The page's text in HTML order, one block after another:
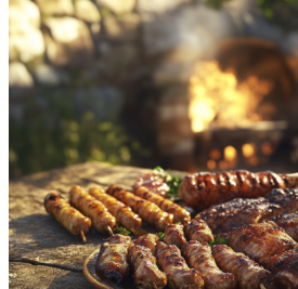
:
le
cocktail
estival
rafraîchissant